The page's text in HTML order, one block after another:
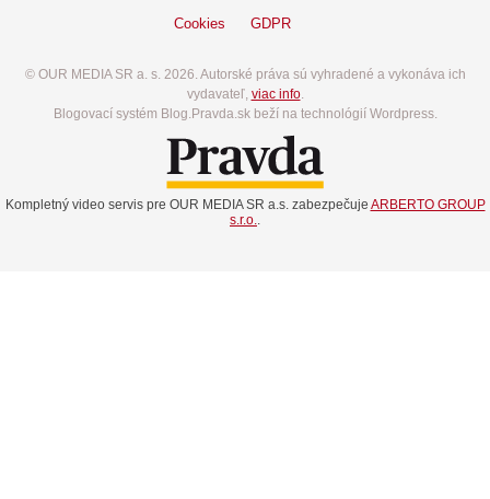
Cookies GDPR
© OUR MEDIA SR a. s. 2026. Autorské práva sú vyhradené a vykonáva ich
vydavateľ, viac info.
Blogovací systém Blog.Pravda.sk beží na technológií Wordpress.
Kompletný video servis pre OUR MEDIA SR a.s. zabezpečuje ARBERTO GROUP
s.r.o..